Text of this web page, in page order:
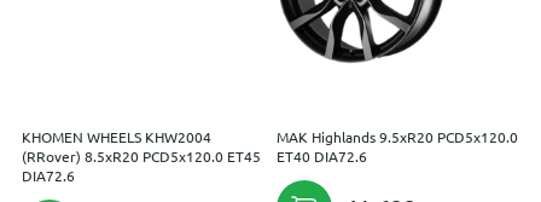
KHOMEN WHEELS KHW2004
(RRover) 8.5xR20 PCD5x120.0 ET45
DIA72.6
MAK Highlands 9.5xR20 PCD5x120.0
ET40 DIA72.6